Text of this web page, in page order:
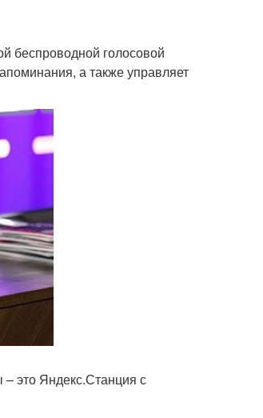
беспроводной голосовой
а также управляет
это Яндекс.Станция с